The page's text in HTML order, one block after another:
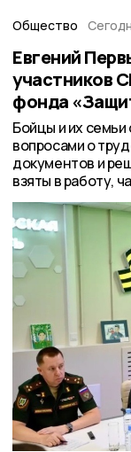
Общество
Евгений
участников
фонда
Бойцы и их семьи
вопросами о
документов и
взяты в работу,